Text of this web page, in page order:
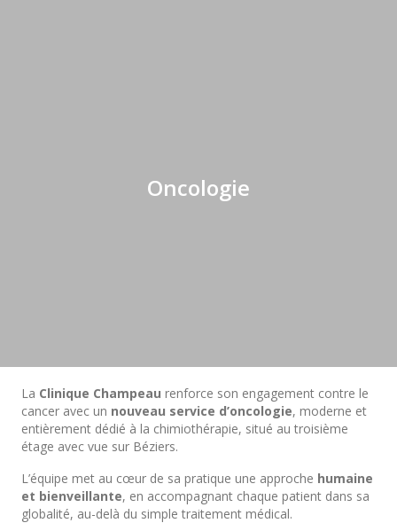
Oncologie
La Clinique Champeau renforce son engagement contre le
cancer avec un nouveau service d’oncologie, moderne et
entièrement dédié à la chimiothérapie, situé au troisième
étage avec vue sur Béziers.
L’équipe met au cœur de sa pratique une approche humaine
et bienveillante, en accompagnant chaque patient dans sa
globalité, au-delà du simple traitement médical.